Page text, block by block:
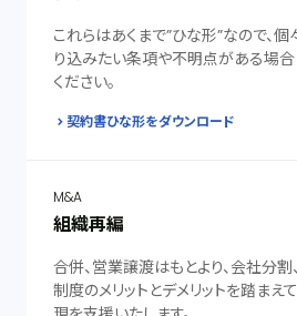
これらはあくまで”ひな形”なので、個
り込みたい条項や不明点がある場
ください。
契約書ひな形をダウンロード
M&A
組織再編
合併、営業譲渡はもとより、会社分
制度のメリットとデメリットを踏ま